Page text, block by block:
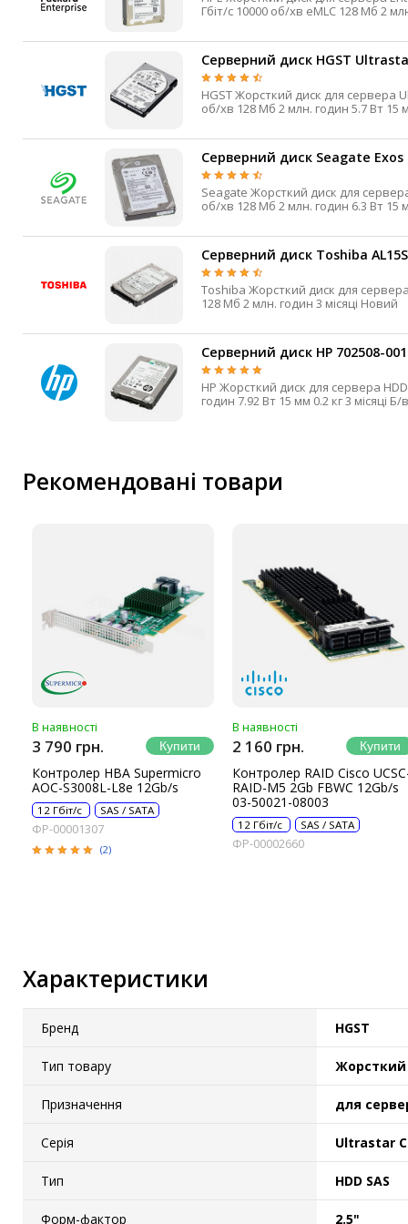
Автоматичні вимикачі
Інвертори напруги
Серверний диск HGST Ultrastar
HGST Жорсткий диск для сервера Ultrastar C10K1800 HDD SAS 2.5" 1.2 Тб SAS 3 512n CMR 12 Гбіт/с 10000
Серверний диск Seagate Exos
Seagate Жорсткий диск для сервера Exos 10E2400 HDD SAS 2.5" 1.2 Тб SAS 3 512n CMR 12 Гбіт/с 10000
Серверний диск Toshiba
Toshiba Жорсткий диск для сервера AL15SE HDD SAS 2.5" 1.2 Тб SAS 3 512n CMR 12 Гбіт/с 10000 об/хв
128 Мб 2 млн. годин 3 місяці Новий
Серверний диск HP 702508-001
HP Жорсткий диск для сервера HDD SAS 2.5" 300 Гб SAS 2 512n CMR 6 Гбіт/с 15000 об/хв 64 Мб 2 млн.
годин 7.92 Вт 15 мм 0.2 кг 3 місяці Б/в
Рекомендовані товари
В наявності
3 790 грн.
Контролер HBA Supermicro
AOC-S3008L-L8e 12Gb/s
12 Гбіт/с SAS / SATA
ФР-00001307
(2)
В наявності
2 160 грн.
Контролер RAID Cisco
RAID-M5 2Gb FBWC 12Gb/s
03-50021-08003
12 Гбіт/с SAS / SATA
ФР-00002660
Характеристики
Бренд HGST
Тип товару
Призначення для
Серія Ultrastar
Тип HDD SAS
Форм-фактор 2.5"